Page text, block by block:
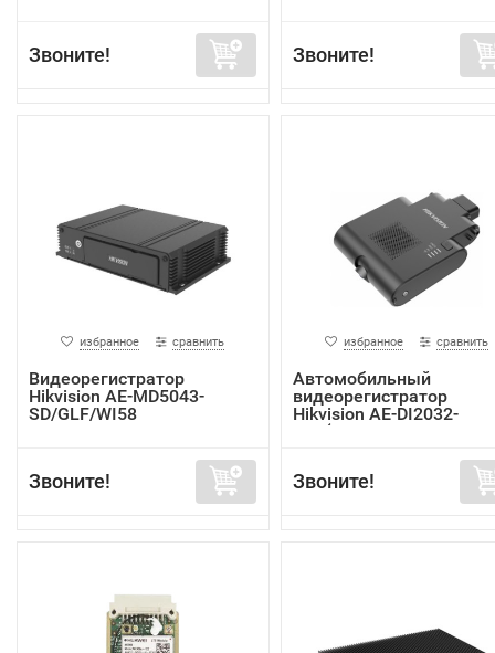
Звоните! Звоните!
избранное сравнить
Видеорегистратор
Hikvision AE-MD5043-
SD/GLF/WI58
Звоните!
избранное сравнить
Автомобильный
видеорегистратор
Hikvision AE-DI2032-
G40(In...
Звоните!